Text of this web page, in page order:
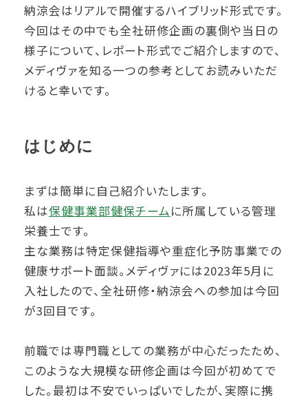
納涼会はリアルで開催するハイブリッド形式です。
今回はその中でも全社研修企画の裏側や当日の
様子について、レポート形式でご紹介しますので、
メディヴァを知る一つの参考としてお読みいただ
けると幸いです。
はじめに
まずは簡単に自己紹介いたします。
私は保健事業部健保チームに所属している管理
栄養士です。
主な業務は特定保健指導や重症化予防事業での
健康サポート面談。メディヴァには2023年5月に
入社したので、全社研修・納涼会への参加は今回
が3回目です。
前職では専門職としての業務が中心だったため、
このような大規模な研修企画は今回が初めてで
した。最初は不安でいっぱいでしたが、実際に携